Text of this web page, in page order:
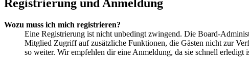
Registrierung und Anmeldung
Wozu muss ich mich registrieren?
Eine Registrierung ist nicht unbedingt zwingend. Die Board-
Mitglied Zugriff auf zusätzliche Funktionen, die Gästen nicht zur
so weiter. Wir empfehlen dir eine Anmeldung, da sie schnell erledigt